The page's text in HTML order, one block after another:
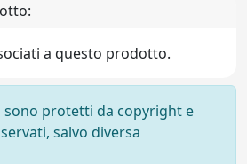
a questo prodotto.
sono protetti da copyright e
salvo diversa